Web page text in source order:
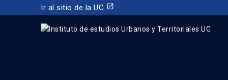
Ir al sitio de la UC launch